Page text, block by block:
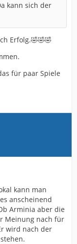
kann sich der
Erfolg.🤣🤣🤣
für paar Spiele
kann man
anscheinend
Arminia aber die
Meinung nach für
wird nach der